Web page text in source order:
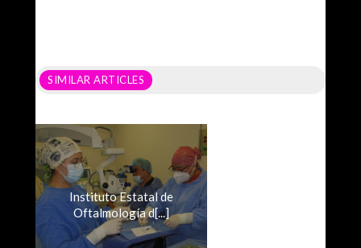
SIMILAR ARTICLES
Instituto Estatal de
Oftalmología d[...]